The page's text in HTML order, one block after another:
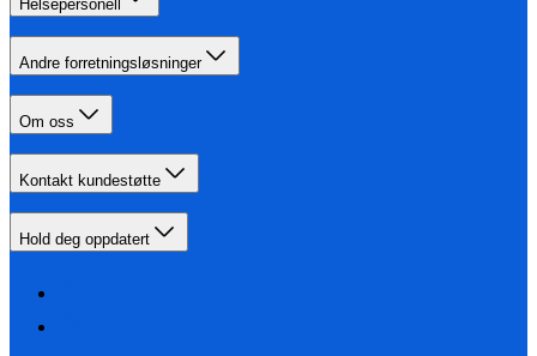
Helsepersonell
Andre forretningsløsninger
Om oss
Kontakt kundestøtte
Hold deg oppdatert